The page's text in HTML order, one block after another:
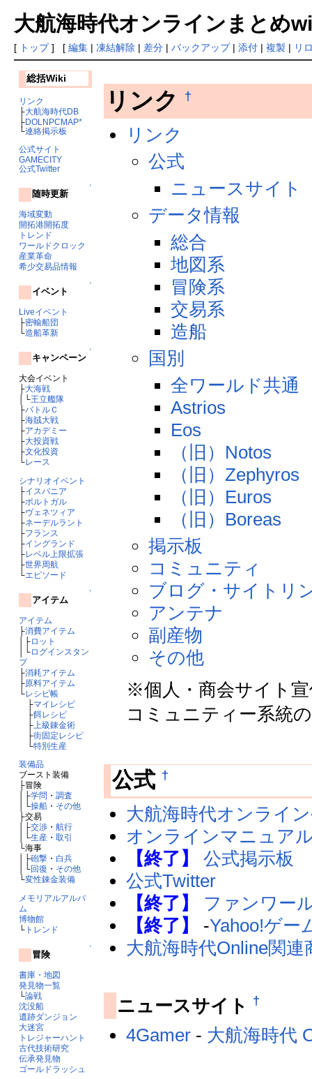
大航海時代オンラインまとめ
[ トップ] [ 編集| 凍結解除 | 差分| バックアップ| 添付| 複製 | リ
総括Wiki
リンク
├大航海時代DB
├DOLNPCMAP*
└連絡掲示板
公式サイト
GAMECITY
公式Twitter
↑
随時更新
海域変動
開拓港開拓度
トレンド
ワールドクロック
産業革命
希少交易品情報
↑
イベント
Liveイベント
├密輸船団
└造船革新
↑
キャンペーン
大会イベント
├大海戦
│└王立艦隊
├バトルＣ
├海賊大戦
├アカデミー
├大投資戦
├文化投資
└レース
シナリオイベント
├イスパニア
├ポルトガル
├ヴェネツィア
├ネーデルラント
├フランス
├イングランド
├レベル上限拡張
├世界周航
└エピソード
↑
アイテム
アイテム
├消費アイテム
│├ロット
│└ログインスタン
プ
├消耗アイテム
├原料アイテム
└レシピ帳
├マイレシピ
├餌レシピ
├上級錬金術
├街固定レシピ
└特別生産
装備品
ブースト装備
├冒険
│├学問 ・ 調査
│└操船・ その他
├交易
│├交渉・ 航行
│└生産・ 取引
└海事
│├砲撃・ 白兵
│└回復 ・ その他
└変性錬金装備
メモリアルアルバ
ム
博物館
└トレンド
↑
冒険
書庫・地図
発見物一覧
└論戦
沈没船
遺跡ダンジョン
大迷宮
トレジャーハント
古代技術研究
伝承発見物
ゴールドラッシュ
リンク †
リンク
公式
ニュースサイト
データ情報
総合
地図系
冒険系
交易系
造船
国別
全ワールド共通
Astrios
Eos
（旧）Notos
（旧）Zephyros
（旧）Euros
（旧）Boreas
掲示板
コミュニティ
ブログ・サイトリ
アンテナ
副産物
その他
※個人・商会サイト
コミュニティー系統
公式 †
大航海時代オンライ
オンラインマニュア
【終了】
公式掲示板
公式Twitter
【終了】
ファンワー
【終了】
-Yahoo!ゲー
大航海時代Online関連
ニュースサイト †
4Gamer - 大航海時代